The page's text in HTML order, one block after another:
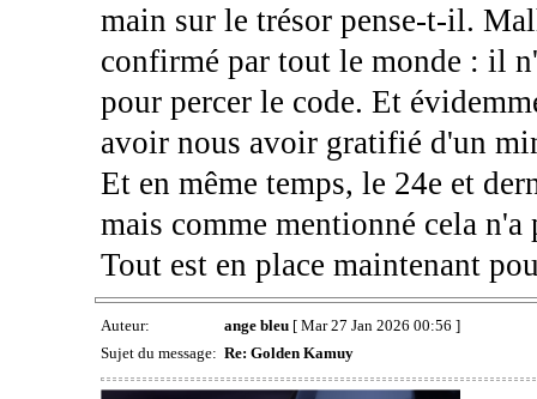
main sur le trésor pense-t-il.
confirmé par tout le monde : il
pour percer le code. Et
avoir nous avoir gratifié d'un
Et en même temps, le 24e et
mais comme mentionné cela
Tout est en place maintenant
Auteur: ange bleu[ Mar 27 Jan 2026 00:56 ]
Sujet du message: Re: Golden Kamuy